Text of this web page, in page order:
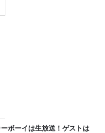
ボーイは生放送！ゲストは